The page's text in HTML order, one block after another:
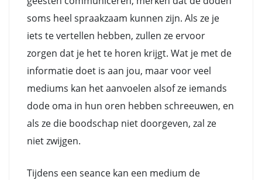
soms heel spraakzaam kunnen zijn. Als ze je
iets te vertellen hebben, zullen ze ervoor
zorgen dat je het te horen krijgt. Wat je met de
informatie doet is aan jou, maar voor veel
mediums kan het aanvoelen alsof ze iemands
dode oma in hun oren hebben schreeuwen, en
als ze die boodschap niet doorgeven, zal ze
niet zwijgen.
Tijdens een seance kan een medium de